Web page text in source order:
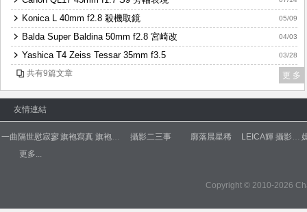
05/09
Konica L 40mm f2.8 殺機取鏡
04/03
Balda Super Baldina 50mm f2.8 宮崎改
03/28
Yashica T4 Zeiss Tessar 35mm f3.5
共有9篇文章 更 多
友情連結
一曲隔世慰寂寥 旗袍寫真 旗袍人像 旗袍攝影 攝影二三事 廓落晨星稀
LEICA輝 攝影器材代購
更多...
Copyright © 2010-2026